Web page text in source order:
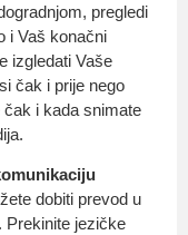
pregledi
i Vaš konačni
izgledati Vaše
čak i prije nego
i kada snimate
dobiti prevod u
Prekinite jezičke